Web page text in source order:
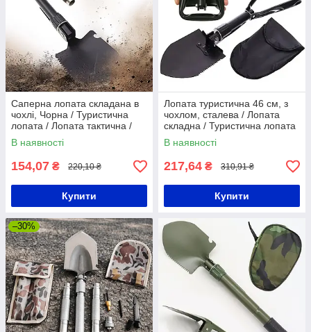
Саперна лопата складана в
чохлі, Чорна / Туристична
лопата / Лопата тактична /
Лопатка
В наявності
154,07 ₴ 220,10 ₴
Купити
Лопата туристична 46 см, з
чохлом, сталева / Лопата
складна / Туристична лопата
/ Саперна лопата
В наявності
217,64 ₴ 310,91 ₴
Купити
–30%